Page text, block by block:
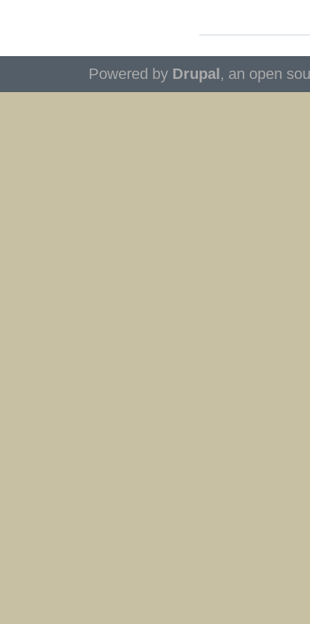
Powered by Drupal , an open